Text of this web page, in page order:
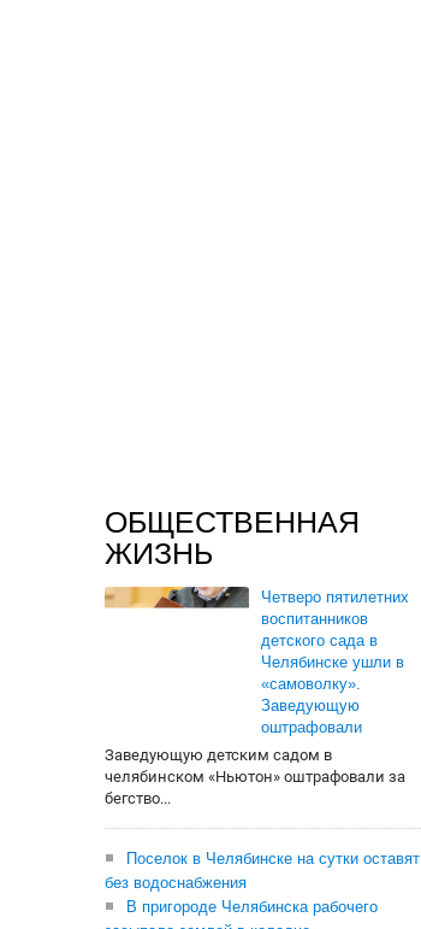
ОБЩЕСТВЕННАЯ
ЖИЗНЬ
Четверо пятилетних
воспитанников
детского сада в
Челябинске ушли в
«самоволку».
Заведующую
оштрафовали
Заведующую детским садом в
челябинском «Ньютон» оштрафовали за
бегство...
Поселок в Челябинске на сутки оставят
без водоснабжения
В пригороде Челябинска рабочего